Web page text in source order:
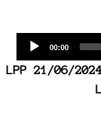
Current
00:00
LPP 21/06/